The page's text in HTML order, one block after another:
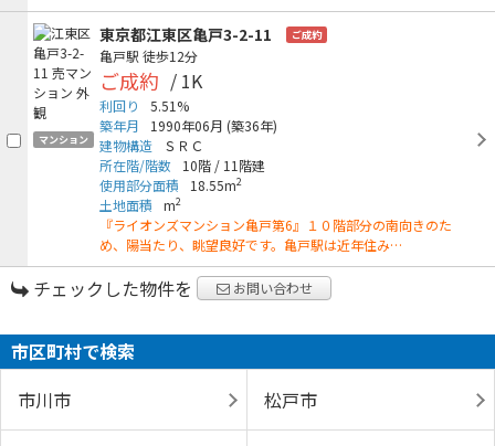
マンション
東京都江東区亀戸3-2-11 ご成約
亀戸駅 徒歩12分
ご成約 / 1K
利回り
5.51%
築年月
1990年06月 (築36年)
建物構造
ＳＲＣ
所在階/階数
10階 / 11階建
使用部分面積
18.55m2
土地面積 m2
『ライオンズマンション亀戸第6』１０階部分の南向きのた
め、陽当たり、眺望良好です。亀戸駅は近年住み…
チェックした物件を お問い合わせ
市区町村で検索
市川市
松戸市